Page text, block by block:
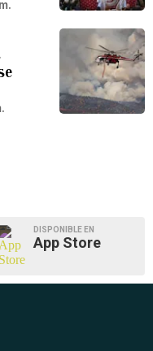
DISPONIBLE EN
App Store